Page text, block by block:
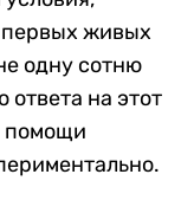
живых
одну сотню
ответа на этот
помощи